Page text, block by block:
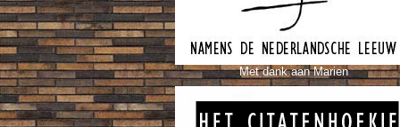
Met dank aan Marien